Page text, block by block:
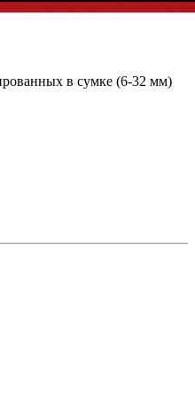
в сумке (6-32 мм)